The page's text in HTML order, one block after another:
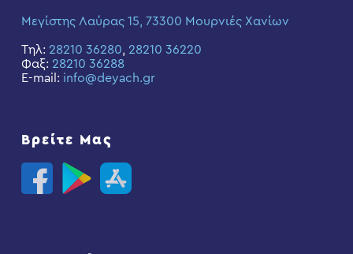
Μεγίστης Λαύρας 15, 73300 Μουρνιές Χανίων
Τηλ: 28210 36280, 28210 36220
Φαξ: 28210 36288
E-mail: info@deyach.gr
Βρείτε Μας